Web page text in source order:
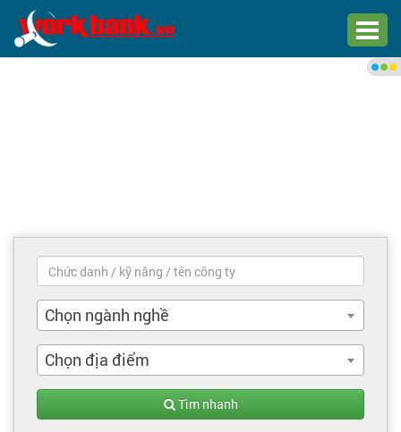
Trang chủ
Việc làm mới nhất
Tìm việc làm
Chọn ngành nghề
Chọn địa điểm
Tìm nhanh